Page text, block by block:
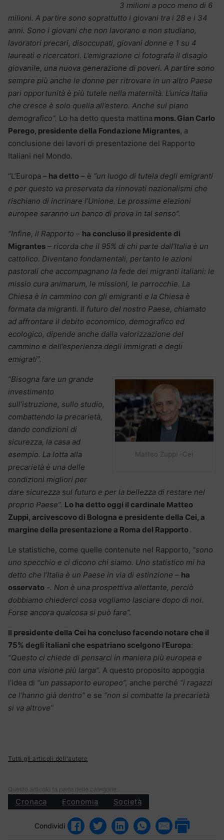
3 milioni a poco meno di 6
milioni. A partire sono soprattutto i giovani tra i 28 e i 34
anni. Sono i giovani che non lavorano e non studiano,
lavoratori precari, disoccupati, giovani donne e 1 su 4
laureati e ricercatori. L’emigrazione ci fotografa il disagio
giovanile, una nuova generazione di poveri. A partire sono
sempre più anche le donne per ritrovare in un altro Paese
pari opportunità è più tutele nella maternità. L’unica Italia
che cresce è solo quella all’estero. Anche sul piano
demografico”. Lo ha detto questa mattina mons. Gian Carlo
Perego, presidente della Fondazione Migrantes, a
conclusione dei lavori di presentazione del Rapporto
Italiani nel Mondo.
“L’Europa – ha detto – è “un luogo di tutela degli emigranti
e per questo va preservata da rinnovati nazionalismi che
rischiano di incrinare l’Unione. Le prossime elezioni
europee saranno un banco di prova in tal senso”.
“Infine, il Rapporto – ha concluso il presidente di
Migrantes – ricorda che il 95% di chi parte dall’Italia è un
cattolico. Diventano fondamentali, pertanto le azioni
pastorali che accompagnano la fede dei migranti italiani: le
missio cura animarum, le missioni, le parrocchie. La
Chiesa è in cammino con gli emigranti e la Chiesa è
formata da migranti. Il futuro del nostro Paese, chiamato
ad affrontare il debito economico, demografico ed
ecologico, dipende anche dalla valorizzazione del
cammino e dell’esperienza degli immigrati e degli
emigrati”.
Matteo Zuppi -Cei
“Bisogna fare un grande
investimento
sull’istruzione, sullo studio,
combattendo la precarietà,
dando condizioni di
sicurezza, la casa ad
esempio. La lotta alla
precarietà è una delle
condizioni migliori per
dare sicurezza sul futuro e per la bellezza di restare nel
proprio Paese”. Lo ha detto oggi il cardinale Matteo
Zuppi, arcivescovo di Bologna e presidente della Cei, a
margine della presentazione a Roma del Rapporto .
Le statistiche, come quelle contenute nel Rapporto, “sono
uno specchio e ci dicono chi siamo. Uno statistico mi ha
detto che l’Italia è un Paese in via di estinzione – ha
osservato -. Non è una prospettiva allettante, perciò
dobbiamo chiederci cosa vogliamo lasciare dopo di noi.
Forse ancora qualcosa si può fare”.
Il presidente della Cei ha concluso facendo notare che il
75% degli italiani che espatriano scelgono l’Europa:
“Questo ci chiede di pensarci in maniera più europea e
con una visione più larga”. A questo proposito appoggia
l’idea di “un passaporto europeo”, anche perché “i ragazzi
ce l’hanno già dentro” e se “non si combatte la precarietà
si va altrove”
Tutti gli articoli dell'autore
Questo articolo fa parte delle categorie:
Cronaca Economia Società
Condividi